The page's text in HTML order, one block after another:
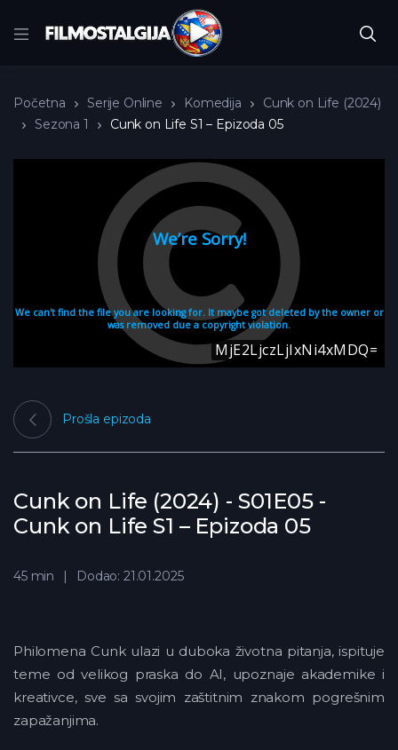
Početna Serije Online Komedija
Cunk on Life (2024)
Sezona 1
Cunk on Life S1 – Epizoda 05
Cunk on Life (2024) - S01E05 -
Cunk on Life S1 – Epizoda 05
Prošla epizoda
45 min Dodao: 21.01.2025
Philomena Cunk ulazi u duboka životna pitanja, ispituje
teme od velikog praska do AI, upoznaje akademike i
kreativce, sve sa svojim zaštitnim znakom pogrešnim
zapažanjima.